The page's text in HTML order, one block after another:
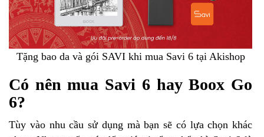
Tặng bao da và gói SAVI khi mua Savi 6 tại Akishop
Có nên mua Savi 6 hay Boox Go
6?
Tùy vào nhu cầu sử dụng mà bạn sẽ có lựa chọn khác